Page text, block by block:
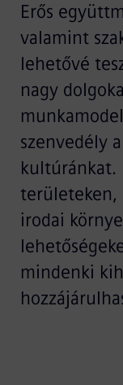
Erős
valamint
lehetővé
nagy
szenvedély
kultúránkat.
területeken,
irodai
mindenki